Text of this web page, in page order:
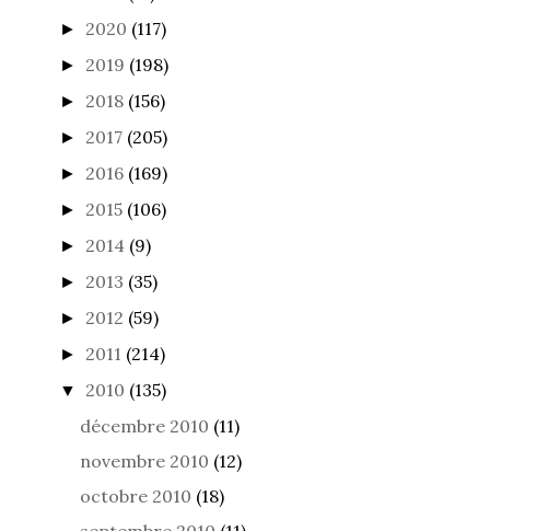
► 2020 (117)
► 2019 (198)
► 2018 (156)
► 2017 (205)
► 2016 (169)
► 2015 (106)
► 2014 (9)
► 2013 (35)
► 2012 (59)
► 2011 (214)
▼ 2010 (135)
décembre 2010 (11)
novembre 2010 (12)
octobre 2010 (18)